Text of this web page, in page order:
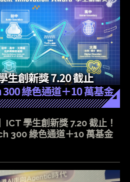
ICT 學生創新獎 7.20 截止！
300 綠色通道＋10 萬基金